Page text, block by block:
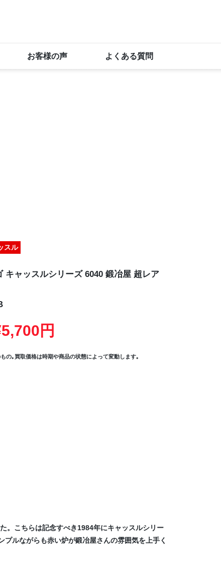
お客様の声 よくある質問
スル
キャッスルシリーズ 6040 鍛冶屋 超レア
円
の｡買取価格は時期や商品の状態によって変動します｡
。こちらは記念すべき1984年にキャッスルシリー
ルながらも赤い炉が鍛冶屋さんの雰囲気を上手く